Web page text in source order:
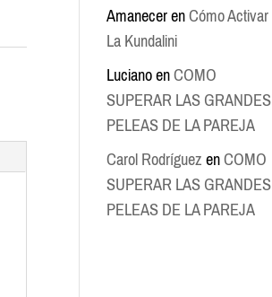
AmanecerenCómo Activar
La Kundalini
LucianoenCOMO
SUPERAR LAS GRANDES
PELEAS DE LA PAREJA
Carol RodríguezenCOMO
SUPERAR LAS GRANDES
PELEAS DE LA PAREJA